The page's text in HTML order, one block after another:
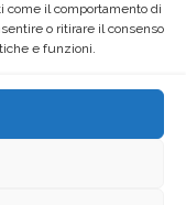
come il comportamento di
o ritirare il consenso
e funzioni.
Design S.r.L.s. - ®